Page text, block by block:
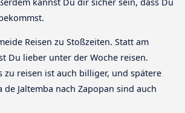
Reisen zu Stoßzeiten. Statt am
Du lieber unter der Woche reisen.
zu reisen ist auch billiger, und spätere
de Jaltemba nach Zapopan sind auch